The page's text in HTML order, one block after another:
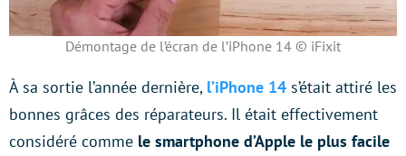
Démontage de l’écran de l’iPhone 14 © iFixit
À sa sortie l’année dernière, l’iPhone 14 s’était attiré les
bonnes grâces des réparateurs. Il était effectivement
considéré comme le smartphone d’Apple le plus facile